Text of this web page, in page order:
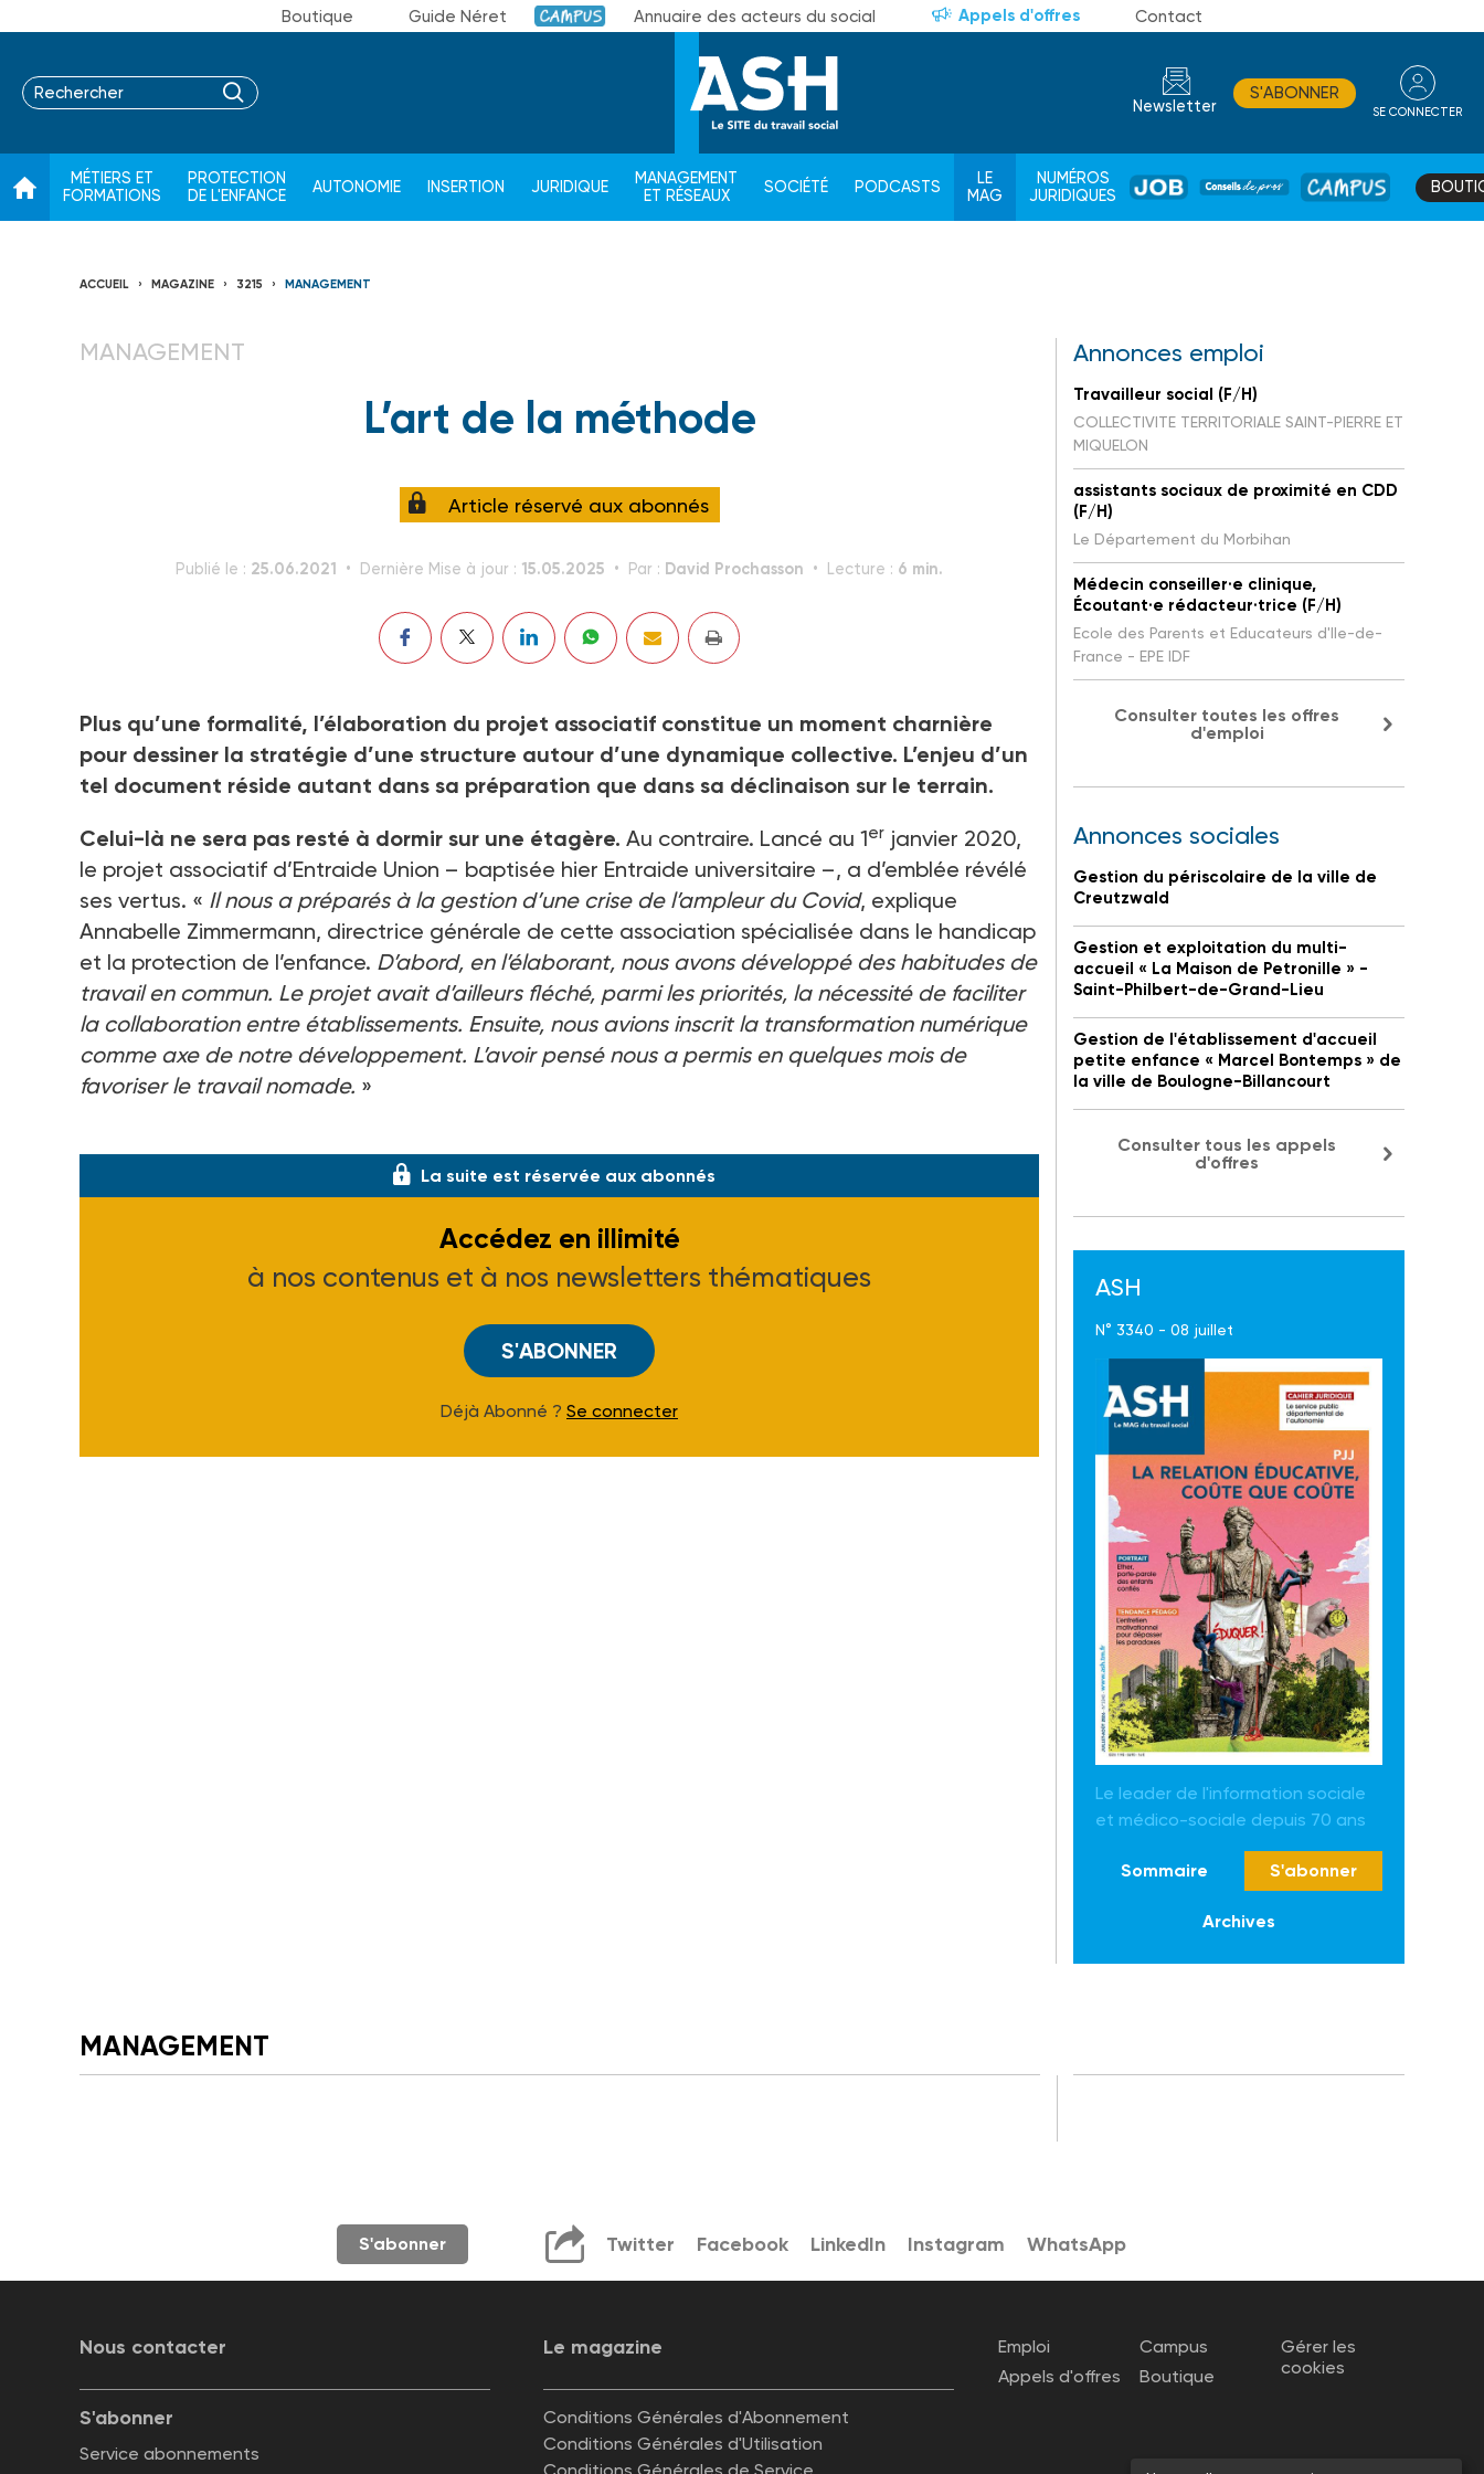
Boutique Guide Néret Campus Annuaire des acteurs du social Appels d'offres Contact
Newsletter
S'ABONNER
SE CONNECTER
MÉTIERS ET
FORMATIONS
PROTECTION
DE L'ENFANCE
AUTONOMIE INSERTION JURIDIQUE
MANAGEMENT
ET RÉSEAUX
SOCIÉTÉ PODCASTS
LE
MAG
NUMÉROS
JURIDIQUES
JOB
DE
CAMPUS
ACCUEIL MAGAZINE 3215 MANAGEMENT
MANAGEMENT
L’art de la méthode
Article réservé aux abonnés
Publié le : 25.06.2021 Dernière Mise à jour : 15.05.2025 Par : David Prochasson Lecture : 6 min.
Plus qu’une formalité, l’élaboration du projet associatif constitue un moment charnière
pour dessiner la stratégie d’une structure autour d’une dynamique collective. L’enjeu d’un
tel document réside autant dans sa préparation que dans sa déclinaison sur le terrain.
Celui-là ne sera pas resté à dormir sur une étagère. Au contraire. Lancé au 1er janvier 2020,
le projet associatif d’Entraide Union – baptisée hier Entraide universitaire –, a d’emblée révélé
ses vertus. « Il nous a préparés à la gestion d’une crise de l’ampleur du Covid, explique
Annabelle Zimmermann, directrice générale de cette association spécialisée dans le handicap
et la protection de l’enfance. D’abord, en l’élaborant, nous avons développé des habitudes de
travail en commun. Le projet avait d’ailleurs fléché, parmi les priorités, la nécessité de faciliter
la collaboration entre établissements. Ensuite, nous avions inscrit la transformation numérique
comme axe de notre développement. L’avoir pensé nous a permis en quelques mois de
favoriser le travail nomade. »
La suite est réservée aux abonnés
Accédez en illimité
à nos contenus et à nos newsletters thématiques
S'ABONNER
Déjà Abonné ? Se connecter
Annonces emploi
Travailleur social (F/H)
COLLECTIVITE TERRITORIALE SAINT-PIERRE ET
MIQUELON
assistants sociaux de proximité en CDD
(F/H)
Le Département du Morbihan
Médecin conseiller·e clinique,
Écoutant·e rédacteur·trice (F/H)
Ecole des Parents et Educateurs d'Ile-de-
France - EPE IDF
Consulter toutes les offres
d'emploi
Annonces sociales
Gestion du périscolaire de la ville de
Creutzwald
Gestion et exploitation du multi-
accueil « La Maison de Petronille » -
Saint-Philbert-de-Grand-Lieu
Gestion de l'établissement d'accueil
petite enfance « Marcel Bontemps » de
la ville de Boulogne-Billancourt
Consulter tous les appels
d'offres
ASH
N° 3340 - 08 juillet
Le leader de l'information sociale
et médico-sociale depuis 70 ans
Sommaire S'abonner
Archives
MANAGEMENT
S'abonner Twitter Facebook LinkedIn Instagram WhatsApp
Nous contacter Le magazine
S'abonner
Service abonnements
Conditions Générales d'Abonnement
Conditions Générales d'Utilisation
Emploi
Appels d'offres
Campus
Boutique
Gérer les
cookies